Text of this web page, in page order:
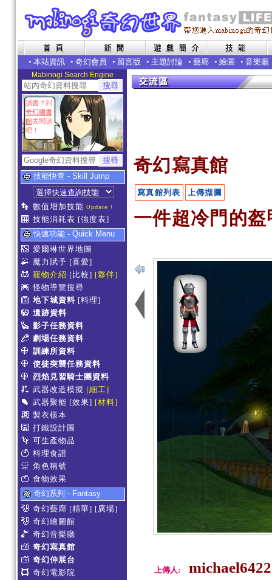
• 本站資訊 • 奇幻會員 • 留言版 • 主題討論 • 藝廊 • 繪圖 • 音樂廳
Mabinogi Search Engine
讀書？到
奇幻圖書
館去閱讀
吧！
技能快查 - Skill Jump
數值增加技能 Update !
技能消耗表 [強度表]
快速功能 - Quick Menu
愛爾琳世界地圖
魔力賦予 [喜愛]
寵物介紹 [比較] [夥伴]
怪物導覽搜尋
地下城資料 [料理]
遺跡資料
影子任務資料
劇場任務資料
訓練所資料
使徒突襲任務資料
烈焰見習騎士團資料
武器改造模擬 [細工]
武器聚能 [效果] [材料]
製衣樣本
打鐵設計圖
可生產物品
料理食譜
角色稱號
食物效果
奇幻系列 - Fantasy
奇幻藝廊 [精華] [廣場]
奇幻繪圖館
奇幻音樂廳
奇幻寫真館
奇幻伸展台
奇幻電影院
奇幻寫真館
寫真館列表 上傳擷圖
一件超冷門的
上傳人: michael6422